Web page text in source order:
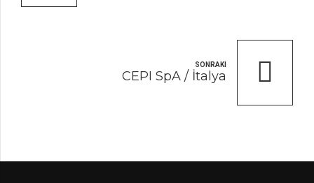
SONRAKI
CEPI SpA / İtalya